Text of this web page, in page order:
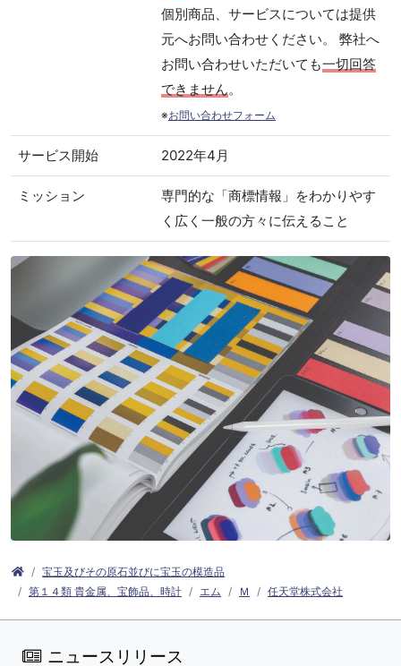
個別商品、サービスについては提供
元へお問い合わせください。 弊社へ
お問い合わせいただいても一切回答
できません。
※お問い合わせフォーム
サービス開始 2022年4月
ミッション
専門的な「商標情報」をわかりやす
く広く一般の方々に伝えること
宝玉及びその原石並びに宝玉の模造品
第１４類 貴金属、宝飾品、時計
エム Ｍ 任天堂株式会社
ニュースリリース